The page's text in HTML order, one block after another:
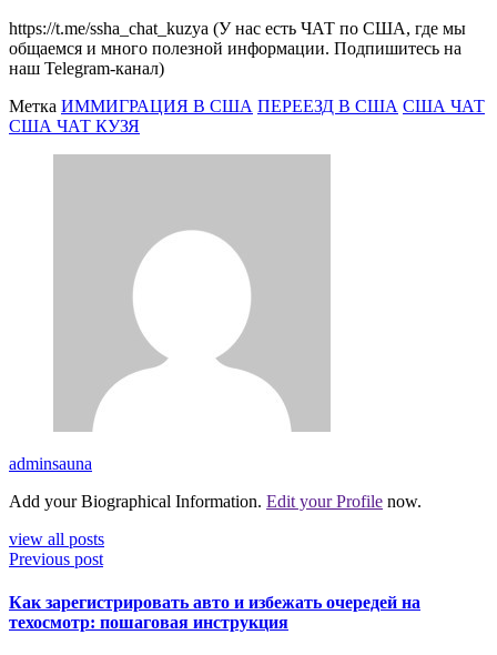
https://t.me/ssha_chat_kuzya (У нас есть ЧАТ по США, где мы
общаемся и много полезной информации. Подпишитесь на
наш Telegram-канал)
Метка ИММИГРАЦИЯ В США ПЕРЕЕЗД В США США ЧАТ
США ЧАТ КУЗЯ
adminsauna
Add your Biographical Information. Edit your Profile now.
view all posts
Previous post
Как зарегистрировать авто и избежать очередей на
техосмотр: пошаговая инструкция